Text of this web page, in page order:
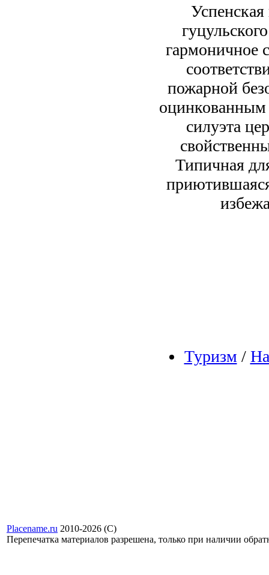
гармоничное
пожарной
оцинкованным
силуэта
Типичная
Туризм /
Placename.ru 2010-2026 (С)
Перепечатка материалов разрешена, только при наличии